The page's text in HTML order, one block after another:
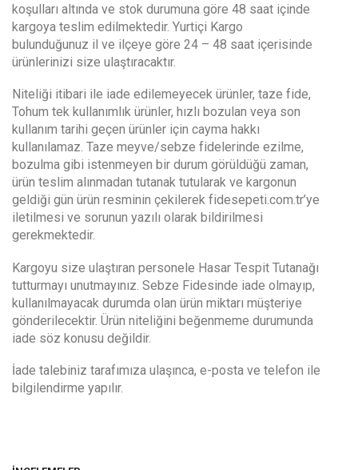
koşulları altında ve stok durumuna göre 48 saat içinde
kargoya teslim edilmektedir. Yurtiçi Kargo
bulunduğunuz il ve ilçeye göre 24 – 48 saat içerisinde
ürünlerinizi size ulaştıracaktır.
Niteliği itibari ile iade edilemeyecek ürünler, taze fide,
Tohum tek kullanımlık ürünler, hızlı bozulan veya son
kullanım tarihi geçen ürünler için cayma hakkı
kullanılamaz. Taze meyve/sebze fidelerinde ezilme,
bozulma gibi istenmeyen bir durum görüldüğü zaman,
ürün teslim alınmadan tutanak tutularak ve kargonun
geldiği gün ürün resminin çekilerek fidesepeti.com.tr’ye
iletilmesi ve sorunun yazılı olarak bildirilmesi
gerekmektedir.
Kargoyu size ulaştıran personele Hasar Tespit Tutanağı
tutturmayı unutmayınız. Sebze Fidesinde iade olmayıp,
kullanılmayacak durumda olan ürün miktarı müşteriye
gönderilecektir. Ürün niteliğini beğenmeme durumunda
iade söz konusu değildir.
İade talebiniz tarafımıza ulaşınca, e-posta ve telefon ile
bilgilendirme yapılır.